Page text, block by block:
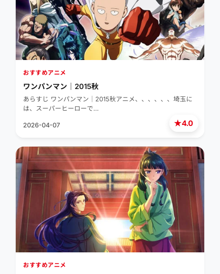
★4.0
おすすめアニメ
ワンパンマン｜2015秋
あらすじ ワンパンマン｜2015秋アニメ、、、、、、埼玉に
は、スーパーヒーローで…
2026-04-07
おすすめアニメ